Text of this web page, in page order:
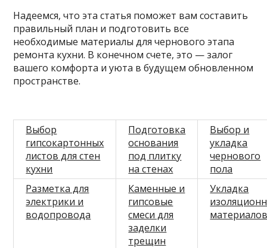
Надеемся, что эта статья поможет вам составить
правильный план и подготовить все
необходимые материалы для чернового этапа
ремонта кухни. В конечном счете, это — залог
вашего комфорта и уюта в будущем обновленном
пространстве.
Выбор
гипсокартонных
листов для стен
кухни
Подготовка
основания
под плитку
на стенах
Выбор и
укладка
чернового
пола
Разметка для
электрики и
водопровода
Каменные и
гипсовые
смеси для
заделки
трещин
Укладка